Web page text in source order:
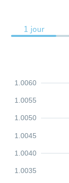
1 jour
1.0035
1.0040
1.0045
1.0050
1.0055
1.0060